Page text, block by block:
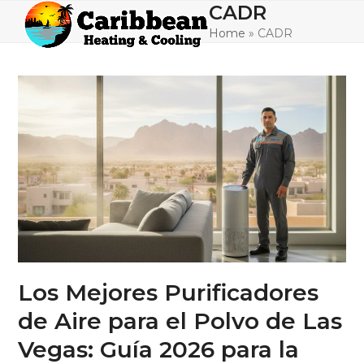
content
Open
mobile
Close
mobile
CADR
Home » CADR
Los Mejores Purificadores
de Aire para el Polvo de Las
Vegas: Guía 2026 para la